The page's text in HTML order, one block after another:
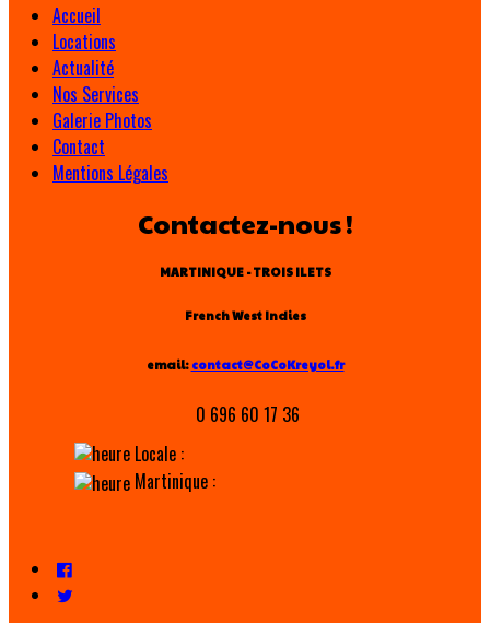
Accueil
Locations
Actualité
Nos Services
Galerie Photos
Contact
Mentions Légales
Contactez-nous !
MARTINIQUE - TROIS ILETS
French West Indies
email: contact@CoCoKreyol.fr
0 696 60 17 36
Locale :
Martinique :